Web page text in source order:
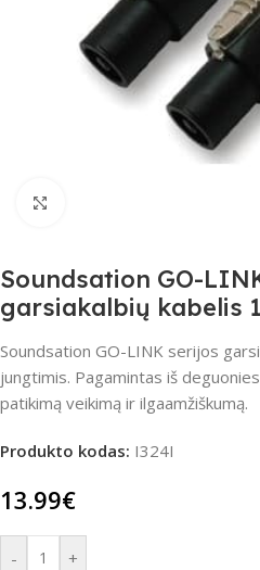
Soundsation GO-
garsiakalbių kabelis
Soundsation GO-LINK serijos
jungtimis. Pagamintas iš
patikimą veikimą ir ilgaamžiškumą.
Produkto kodas: I324I
13.99€
- +